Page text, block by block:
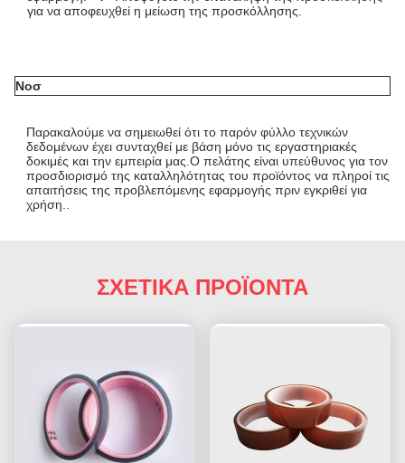
για να αποφευχθεί η μείωση της προσκόλλησης.
Noσ
Παρακαλούμε να σημειωθεί ότι το παρόν φύλλο τεχνικών
δεδομένων έχει συνταχθεί με βάση μόνο τις εργαστηριακές
δοκιμές και την εμπειρία μας.Ο πελάτης είναι υπεύθυνος για τον
προσδιορισμό της καταλληλότητας του προϊόντος να πληροί τις
απαιτήσεις της προβλεπόμενης εφαρμογής πριν εγκριθεί για
χρήση..
ΣΧΕΤΙΚΑ ΠΡΟΪΟΝΤΑ